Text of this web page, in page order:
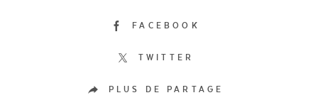
FACEBOOK
TWITTER
PLUS DE PARTAGE